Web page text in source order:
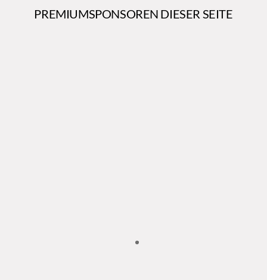
PREMIUMSPONSOREN DIESER SEITE